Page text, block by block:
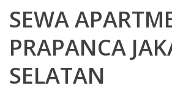
SEWA
PRAPANCA
SELATAN